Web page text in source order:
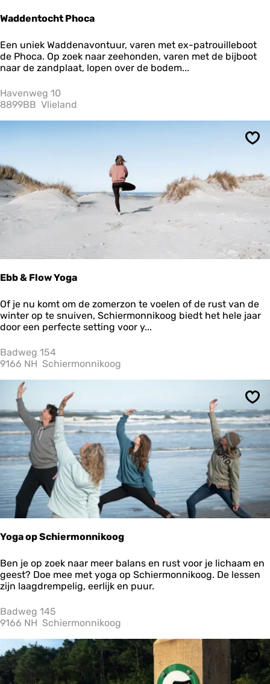
Waddentocht Phoca
W
a
d
e
n
o
P
h
o
c
a
Een uniek Waddenavontuur, varen met ex-patrouilleboot
de Phoca. Op zoek naar zeehonden, varen met de bijboot
naar de zandplaat, lopen over de bodem...
Havenweg 10
8899BB Vlieland
Ebb & Flow Yoga
E
b
b
F
l
w
o
g
a
Of je nu komt om de zomerzon te voelen of de rust van de
winter op te snuiven, Schiermonnikoog biedt het hele jaar
door een perfecte setting voor y...
Badweg 154
9166 NH Schiermonnikoog
Yoga op Schiermonnikoog
Y
o
g
o
p
c
h
e
Ben je op zoek naar meer balans en rust voor je lichaam en
geest? Doe mee met yoga op Schiermonnikoog. De lessen
zijn laagdrempelig, eerlijk en puur.
Badweg 145
9166 NH Schiermonnikoog